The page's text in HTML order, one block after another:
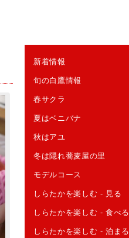
新着情報
旬の白鷹情報
春サクラ
夏はベニバナ
秋はアユ
冬は隠れ蕎麦屋の里
モデルコース
しらたかを楽しむ - 見る
しらたかを楽しむ - 食べる
しらたかを楽しむ - 泊まる